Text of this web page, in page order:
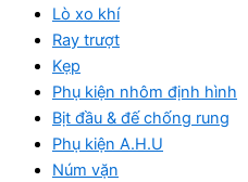
Lò xo khí
Ray trượt
Kẹp
Phụ kiện nhôm định hình
Bịt đầu & đế chống rung
Phụ kiện A.H.U
Núm vặn